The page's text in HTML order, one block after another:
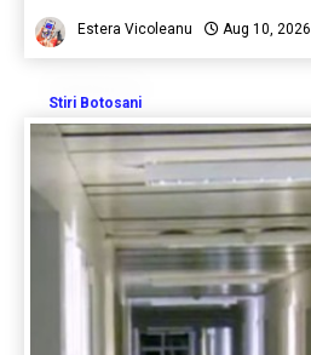
Estera Vicoleanu Aug 10, 2026
Stiri Botosani